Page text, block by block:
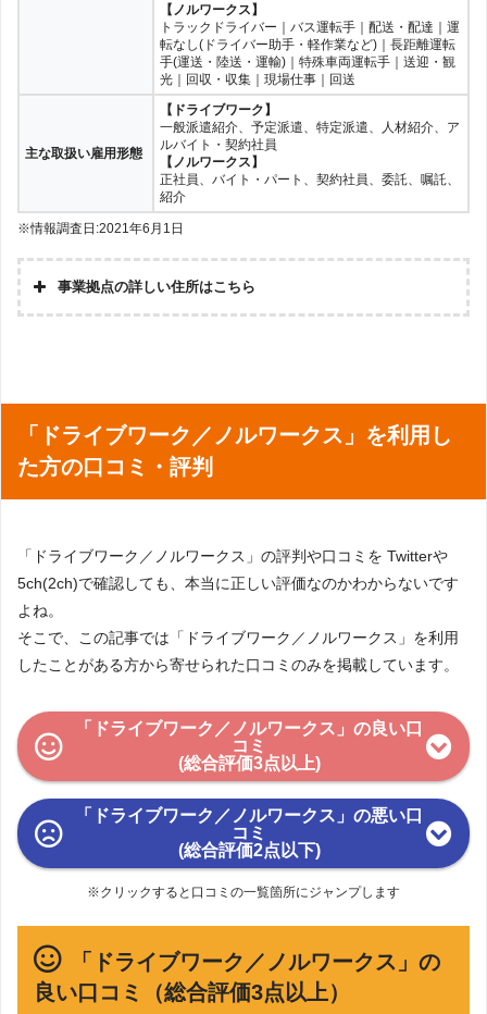
【ノルワークス】
トラックドライバー｜バス運転手｜配送・配達｜運
転なし(ドライバー助手・軽作業など)｜長距離運転
手(運送・陸送・運輸)｜特殊車両運転手｜送迎・観
光｜回収・収集｜現場仕事｜回送
主な取扱い雇用形態
【ドライブワーク】
一般派遣紹介、予定派遣、特定派遣、人材紹介、ア
ルバイト・契約社員
【ノルワークス】
正社員、バイト・パート、契約社員、委託、嘱託、
紹介
※情報調査日:2021年6月1日
事業拠点の詳しい住所はこちら
「ドライブワーク／ノルワークス」を利用し
た方の口コミ・評判
「ドライブワーク／ノルワークス」の評判や口コミを Twitterや
5ch(2ch)で確認しても、本当に正しい評価なのかわからないです
よね。
そこで、この記事では「ドライブワーク／ノルワークス」を利用
したことがある方から寄せられた口コミのみを掲載しています。
「ドライブワーク／ノルワークス」の良い口
コミ
(総合評価3点以上)
「ドライブワーク／ノルワークス」の悪い口
コミ
(総合評価2点以下)
※クリックすると口コミの一覧箇所にジャンプします
「ドライブワーク／ノルワークス」の
良い口コミ（総合評価3点以上）